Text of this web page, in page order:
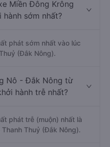
Miền Đông Krông
sớm nhất?
phát sớm nhất vào lúc
(Đắk Nông).
Nô - Đắk Nông từ
hành trễ nhất?
phát trễ (muộn) nhất là
Thuỷ (Đắk Nông).